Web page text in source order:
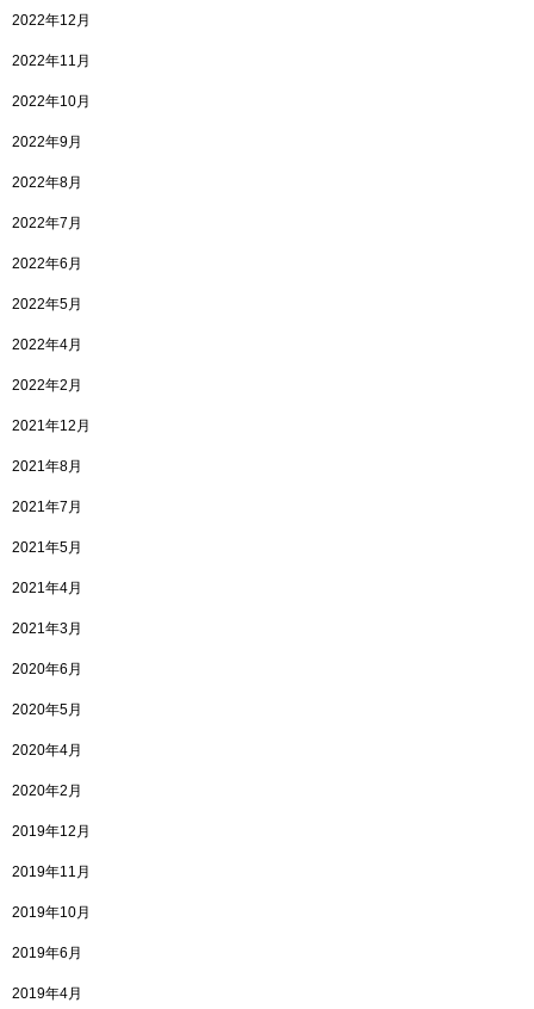
2022年12月
2022年11月
2022年10月
2022年9月
2022年8月
2022年7月
2022年6月
2022年5月
2022年4月
2022年2月
2021年12月
2021年8月
2021年7月
2021年5月
2021年4月
2021年3月
2020年6月
2020年5月
2020年4月
2020年2月
2019年12月
2019年11月
2019年10月
2019年6月
2019年4月